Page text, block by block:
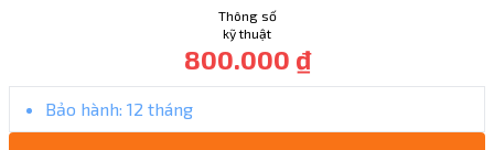
Thông số
kỹ thuật
800.000 ₫
Bảo hành: 12 tháng